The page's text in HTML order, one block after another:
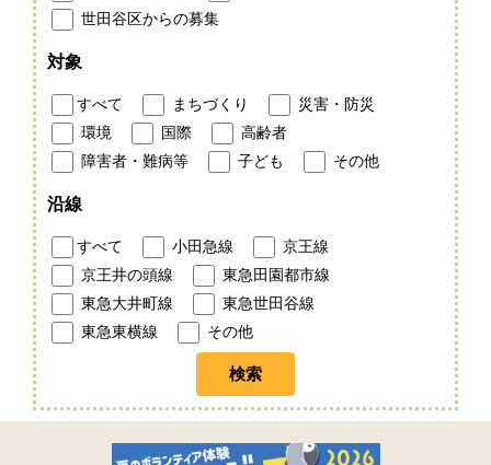
世田谷区からの募集
対象
すべて まちづくり
災害・防災
環境
国際
高齢者
障害者・難病等
子ども その他
沿線
すべて 小田急線
京王線
京王井の頭線
東急田園都市線
東急大井町線
東急世田谷線
東急東横線
その他